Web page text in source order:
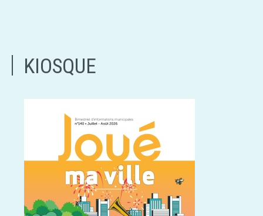
KIOSQUE